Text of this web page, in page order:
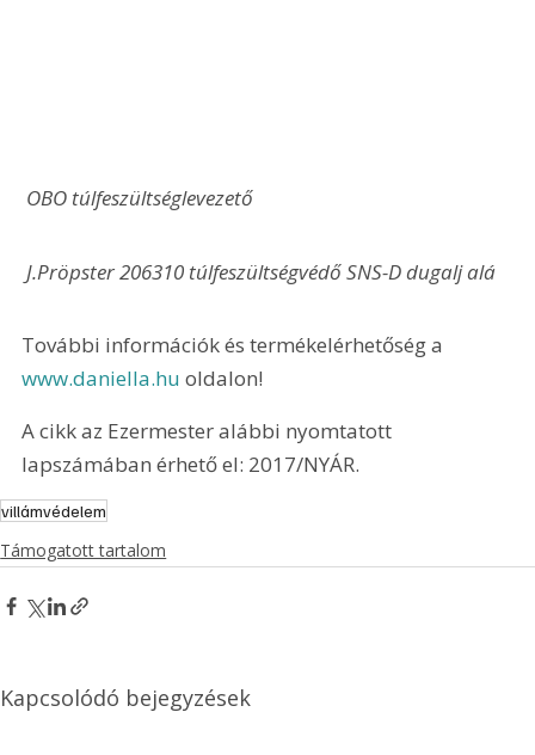
OBO túlfeszültséglevezető
J.Pröpster 206310 túlfeszültségvédő SNS-D dugalj alá
További információk és termékelérhetőség a
www.daniella.hu oldalon!
A cikk az Ezermester alábbi nyomtatott
lapszámában érhető el: 2017/NYÁR.
villámvédelem
Támogatott tartalom
Kapcsolódó bejegyzések